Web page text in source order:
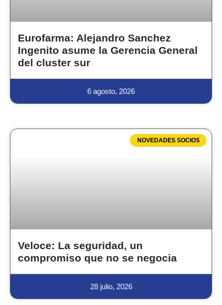
Eurofarma: Alejandro Sanchez
Ingenito asume la Gerencia General
del cluster sur
6 agosto, 2026
NOVEDADES SOCIOS
Veloce: La seguridad, un
compromiso que no se negocia
28 julio, 2026